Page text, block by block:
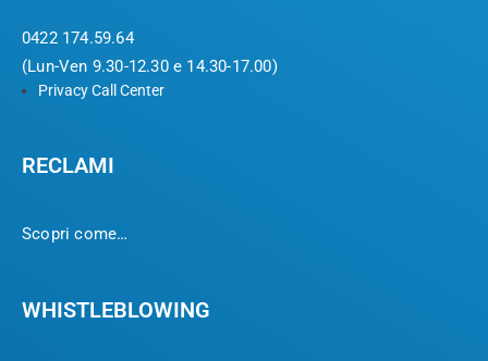
0422 174.59.64
(Lun-Ven 9.30-12.30 e 14.30-17.00)
Privacy Call Center
RECLAMI
Scopri come…
WHISTLEBLOWING